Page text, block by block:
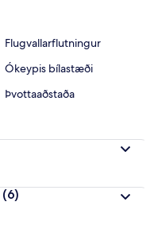
Flugvallarflutningur
Ókeypis bílastæði
Þvottaaðstaða
(6)